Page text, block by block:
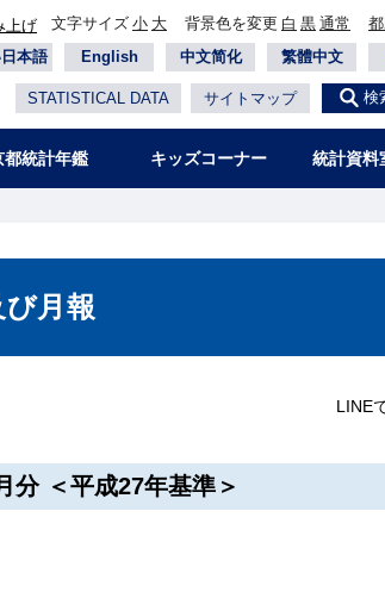
上げ 文字サイズ 小 大 背景色を変更 白 黒 通常
本語 English 中文简化 繁體中文
STATISTICAL DATA サイトマップ 検
都統計年鑑 キッズコーナー 統計資料
月報
LINE
分 ＜平成27年基準＞